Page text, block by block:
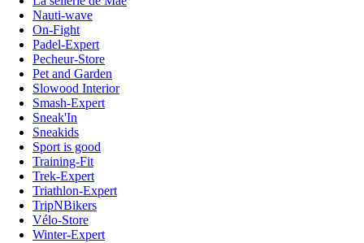
Nauti-wave
On-Fight
Padel-Expert
Pecheur-Store
Pet and Garden
Slowood Interior
Smash-Expert
Sneak'In
Sneakids
Sport is good
Training-Fit
Trek-Expert
Triathlon-Expert
TripNBikers
Vélo-Store
Winter-Expert